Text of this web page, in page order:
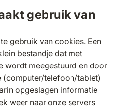
gebruik van
gebruik van cookies. Een
bestandje dat met
wordt meegestuurd en door
(computer/telefoon/tablet)
opgeslagen informatie
weer naar onze servers
Livorno dining tuintafel 150 cm